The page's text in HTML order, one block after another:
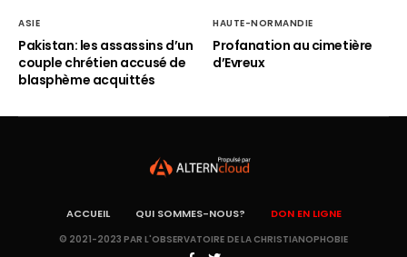
ASIE
Pakistan: les assassins d’un
couple chrétien accusé de
blasphème acquittés
HAUTE-NORMANDIE
Profanation au cimetière
d’Evreux
ACCUEIL QUI SOMMES-NOUS? DON EN LIGNE
© 2021-2023 PAR L'OBSERVATOIRE DE LA CHRISTIANOPHOBIE